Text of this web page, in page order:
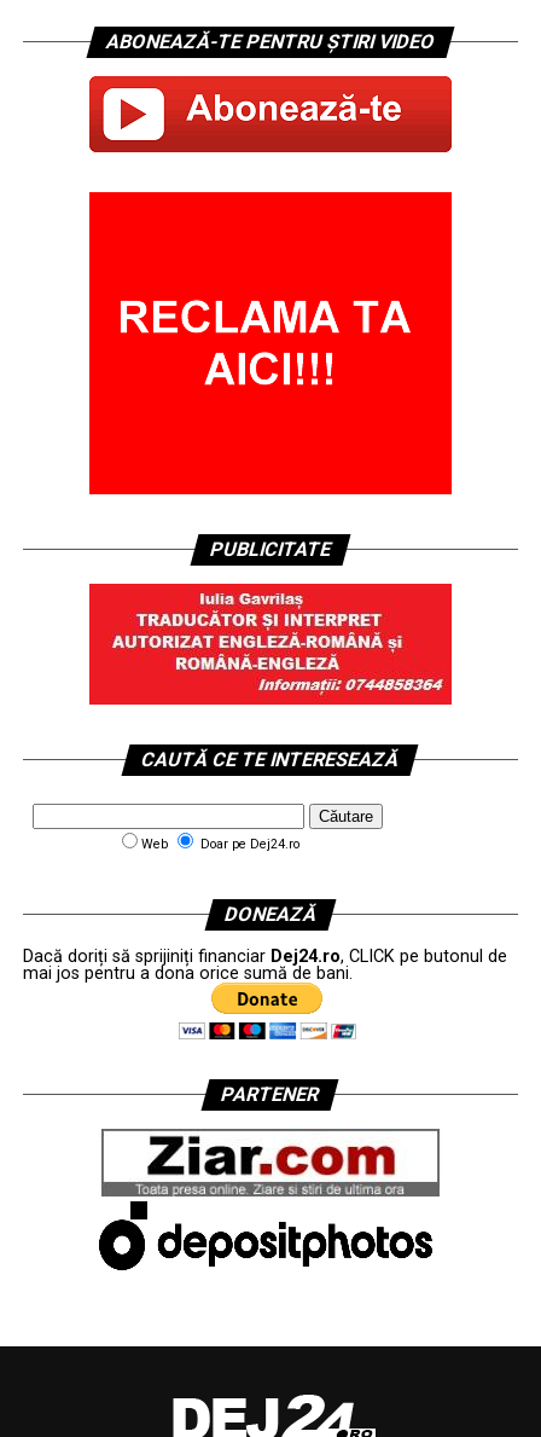
ABONEAZĂ-TE PENTRU ȘTIRI VIDEO
PUBLICITATE
CAUTĂ CE TE INTERESEAZĂ
Web Doar pe Dej24.ro
DONEAZĂ
Dacă doriți să sprijiniți financiar Dej24.ro, CLICK pe butonul de
mai jos pentru a dona orice sumă de bani.
PARTENER